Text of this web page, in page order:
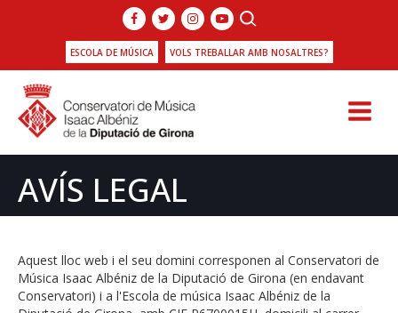
ESCOLA DE MÚSICA VOLS TREBALLAR AMB NOSALTRES?
AVÍS LEGAL
Aquest lloc web i el seu domini corresponen al Conservatori de
Música Isaac Albéniz de la Diputació de Girona (en endavant
Conservatori) i a l'Escola de música Isaac Albéniz de la